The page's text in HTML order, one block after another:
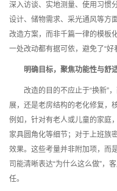
深入访谈、实地测量、使用习惯
设计、储物需求、采光通风等方
改造方案，而非千篇一律的模板
一处改动都有据可依，避免了“好
明确目标，聚焦功能性与舒
改造的目的不应止于“换新”，
展，还是老房结构的老化修复，
例如，针对有老人或儿童的家庭
家具圆角化等细节；对于上班族
效果。这些考量并非附加项，而
司能清晰表达“为什么这么做”，
任。